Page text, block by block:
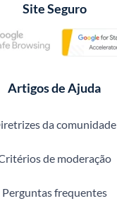
Site Seguro
Artigos de Ajuda
da comunidade
de moderação
Perguntas frequentes